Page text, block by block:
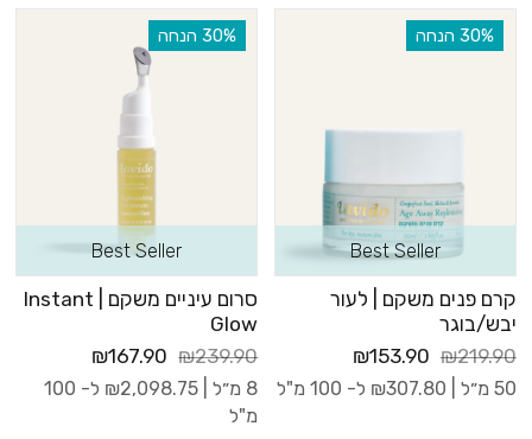
‫30% הנחה
Best Seller
קרם פנים משקם | לעור
יבש/בוגר
₪219.90
₪153.90
50 מ״ל | ₪307.80 ל- 100 מ"ל
‫30% הנחה
Best Seller
סרום עיניים משקם | Instant
Glow
₪239.90
₪167.90
8 מ״ל | ₪2,098.75
ל- 100
מ"ל